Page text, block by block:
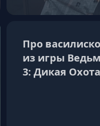
Про
из игры
3: Дикая Охота